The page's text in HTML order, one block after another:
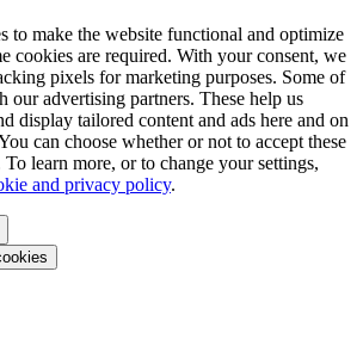
to make the website functional and optimize
cookies are required. With your consent, we
pixels for marketing purposes. Some of
our advertising partners. These help us
display tailored content and ads here and on
can choose whether or not to accept these
learn more, or to change your settings,
and privacy policy.